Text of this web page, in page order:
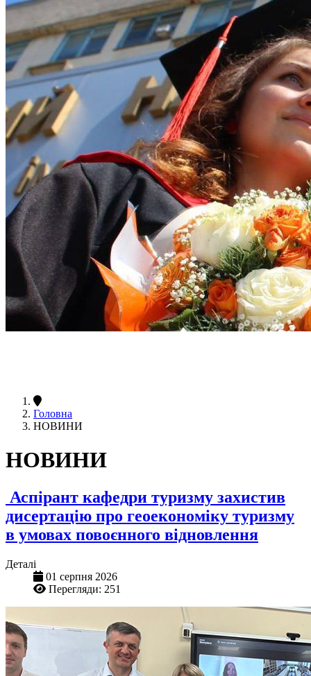
Головна
НОВИНИ
НОВИНИ
Аспірант кафедри туризму захистив
дисертацію про геоекономіку туризму
в умовах повоєнного відновлення
Деталі
01 серпня 2026
Перегляди: 251